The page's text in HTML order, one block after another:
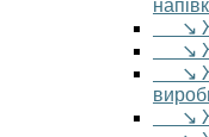
↘
↘
↘
↘